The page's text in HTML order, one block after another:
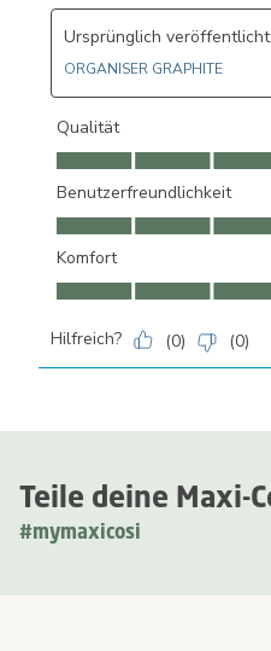
Teile deine Maxi-
#mymaxicosi
Ursprünglich
ORGANISER GRAPHITE
Qualität
Qualität, 5.0 von 5
Benutzerfreundlichkeit
Benutzerfreundlichkeit, 5.0
Komfort
Komfort, 5.0 von 5
Hilfreich? (0) (0)